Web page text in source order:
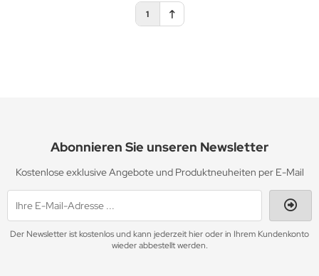
1
Abonnieren Sie unseren Newsletter
Kostenlose exklusive Angebote und Produktneuheiten per E-Mail
Der Newsletter ist kostenlos und kann jederzeit hier oder in Ihrem Kundenkonto
wieder abbestellt werden.